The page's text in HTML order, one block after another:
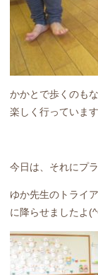
かかとで歩くのも
楽しく行っていま
今日は、それにプ
ゆか先生のトライ
に降らせましたよ